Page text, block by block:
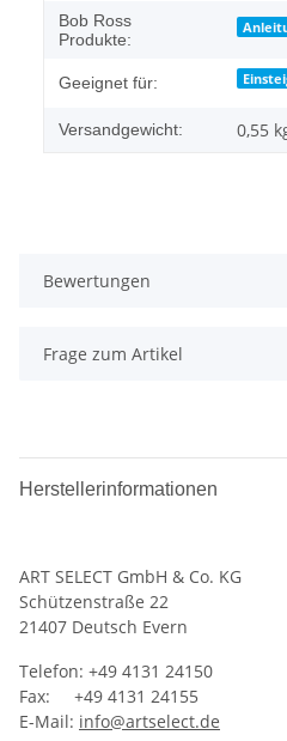
Bob Ross
Produkte:
Geeignet für:
Versandgewicht: 0,55
Bewertungen
Frage zum Artikel
Herstellerinformationen
ART SELECT GmbH & Co. KG
‍Schützenstraße 22
21407 Deutsch Evern
Telefon: +49 4131 24150
Fax: +49 4131 24155
E-Mail: info@artselect.de